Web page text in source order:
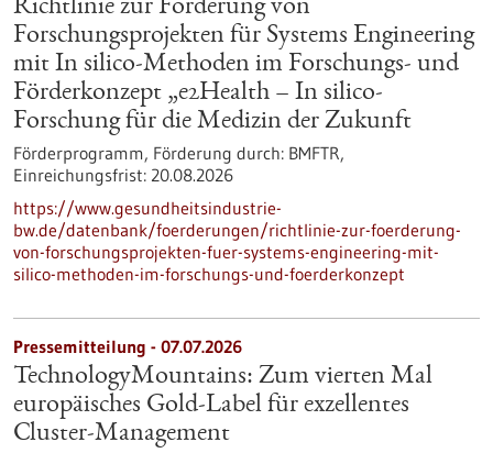
Richtlinie zur Förderung von
Forschungsprojekten für Systems Engineering
mit In silico-Methoden im Forschungs- und
Förderkonzept „e2Health – In silico-
Forschung für die Medizin der Zukunft
Förderprogramm, Förderung durch: BMFTR,
Einreichungsfrist: 20.08.2026
https://www.gesundheitsindustrie-
bw.de/datenbank/foerderungen/richtlinie-zur-foerderung-
von-forschungsprojekten-fuer-systems-engineering-mit-
silico-methoden-im-forschungs-und-foerderkonzept
Pressemitteilung - 07.07.2026
TechnologyMountains: Zum vierten Mal
europäisches Gold-Label für exzellentes
Cluster-Management